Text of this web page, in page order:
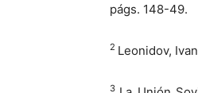
págs. 148-49.
2 Leonidov,
3